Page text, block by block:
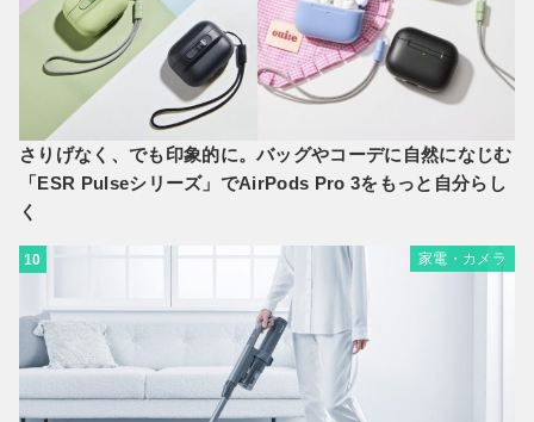
さりげなく、でも印象的に。バッグやコーデに自然になじむ
「ESR Pulseシリーズ」でAirPods Pro 3をもっと自分らし
く
10 家電・カメラ